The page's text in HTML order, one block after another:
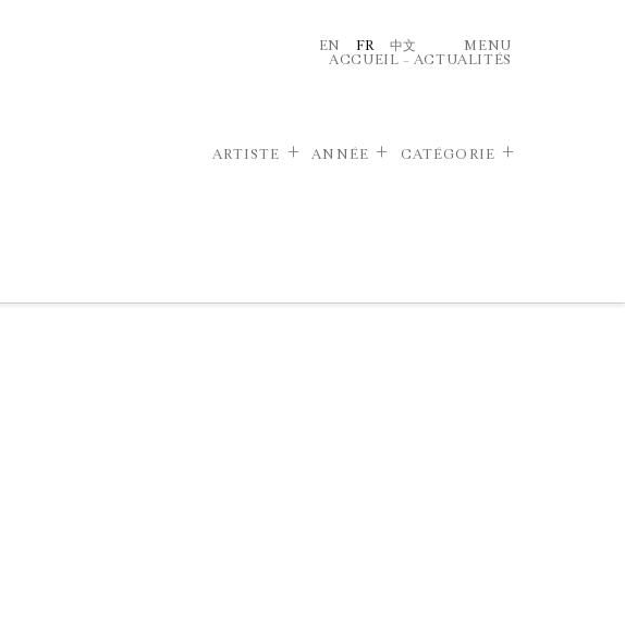
EN FR 中文
MENU
ACCUEIL – ACTUALITÉS
ARTISTE ANNÉE CATÉGORIE